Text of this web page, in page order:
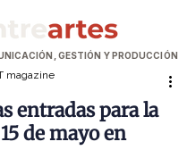
GESTIÓN Y PRODUCCIÓN
entradas para la
de mayo en
magazine